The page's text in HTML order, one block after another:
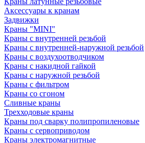
Аксессуары к кранам
Задвижки
Краны "MINI"
Краны с внутренней резьбой
Краны с внутренней-наружной резьбой
Краны с воздухоотводчиком
Краны с накидной гайкой
Краны с наружной резьбой
Краны с фильтром
Краны со сгоном
Сливные краны
Трехходовые краны
Краны под сварку полипропиленовые
Краны с сервоприводом
Краны электромагнитные